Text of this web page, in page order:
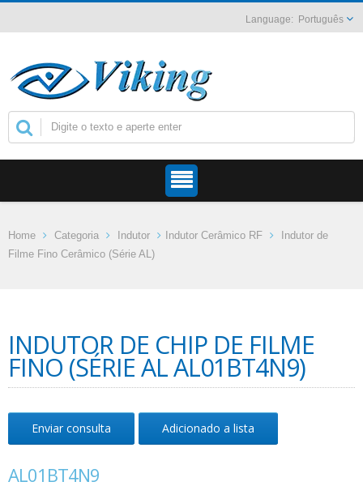
Português
Home Categoria Indutor Indutor Cerâmico RF
Indutor de
Filme Fino Cerâmico (Série AL)
INDUTOR DE CHIP DE FILME
FINO (SÉRIE AL AL01BT4N9)
Enviar consulta Adicionado a lista
AL01BT4N9